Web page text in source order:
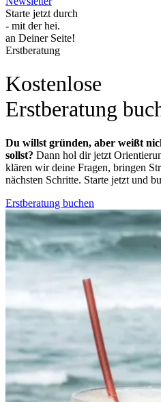
Starte jetzt durch
- mit der hei.
an Deiner Seite!
Erstberatung
Kostenlose
Erstberatung
Du willst gründen, aber weißt
sollst? Dann hol dir jetzt
klären wir deine Fragen, bringen
nächsten Schritte. Starte jetzt und
Erstberatung buchen